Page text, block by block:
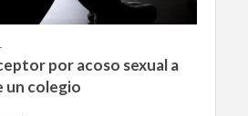
por acoso sexual a
un colegio